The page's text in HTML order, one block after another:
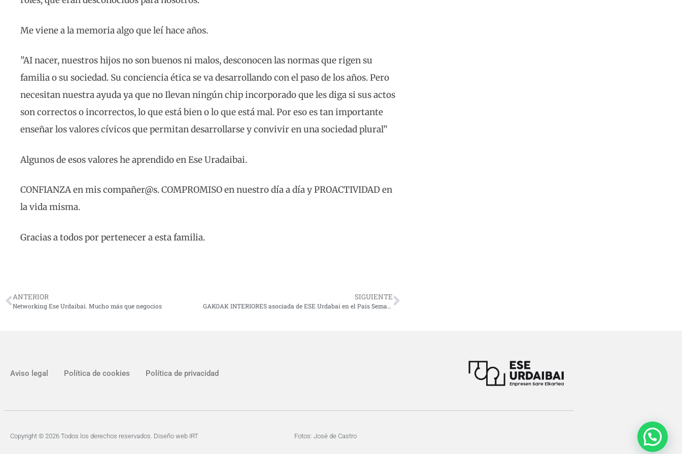
Me viene a la memoria algo que leí hace años.
”AI nacer, nuestros hijos no son buenos ni malos, desconocen las normas que rigen su
familia o su sociedad. Su conciencia ética se va desarrollando con el paso de los años. Pero
necesitan nuestra ayuda ya que no Ilevan ningún chip incorporado que les diga si sus actos
son correctos o incorrectos, lo que está bien o lo que está mal. Por eso es tan importante
enseñar los valores cívicos que permitan desarrollarse y convivir en una sociedad plural”
Algunos de esos valores he aprendido en Ese Uradaibai.
CONFIANZA en mis compañer@s. COMPROMISO en nuestro día a día y PROACTIVIDAD en
la vida misma.
Gracias a todos por pertenecer a esta familia.
ANTERIOR
Networking Ese Urdaibai. Mucho más que negocios
SIGUIENTE
GAKOAK INTERIORES asociada de ESE Urdabai en el País Semanal
Aviso legal Política de cookies Política de privacidad
Copyright © 2026 Todos los derechos reservados. Diseño web IRT Fotos: José de Castro